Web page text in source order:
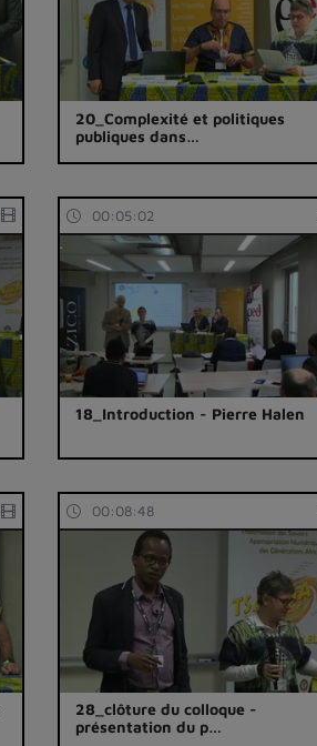
20_Complexité et politiques
publiques dans…
00:05:02
18_Introduction - Pierre Halen
00:08:48
28_clôture du colloque -
présentation du p…